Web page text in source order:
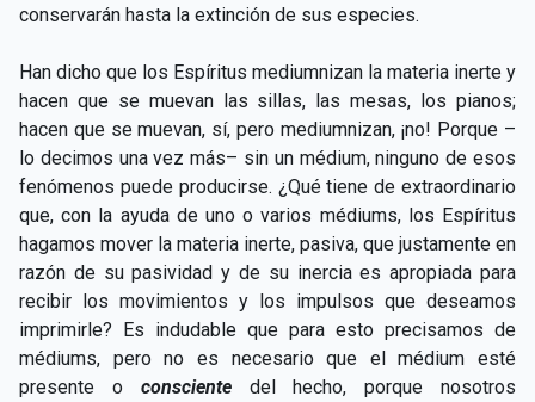
conservarán hasta la extinción de sus especies.
Han dicho que los Espíritus mediumnizan la materia inerte y
hacen que se muevan las sillas, las mesas, los pianos;
hacen que se muevan, sí, pero mediumnizan, ¡no! Porque –
lo decimos una vez más– sin un médium, ninguno de esos
fenómenos puede producirse. ¿Qué tiene de extraordinario
que, con la ayuda de uno o varios médiums, los Espíritus
hagamos mover la materia inerte, pasiva, que justamente en
razón de su pasividad y de su inercia es apropiada para
recibir los movimientos y los impulsos que deseamos
imprimirle? Es indudable que para esto precisamos de
médiums, pero no es necesario que el médium esté
presente o conscientedel hecho, porque nosotros